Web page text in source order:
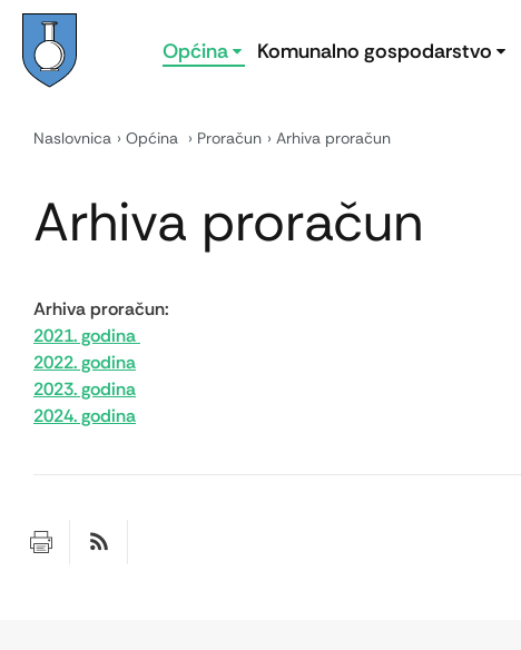
Općina Komunalno gospodarstvo
Naslovnica Općina Proračun Arhiva proračun
Arhiva proračun
Arhiva proračun:
2021. godina
2022. godina
2023. godina
2024. godina